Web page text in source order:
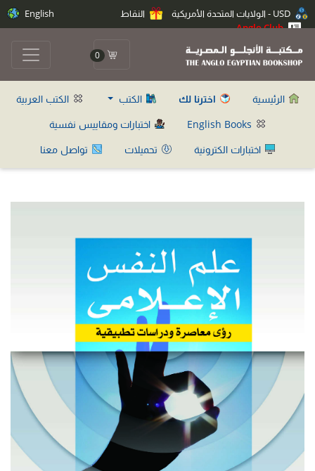
النقاط
Anglo Club
English
0
الرئيسية اخترنا لك الكتب
الكتب العربية
اختبارات ومقاييس نفسية
اختبارات الكترونية
تحميلات تواصل معنا